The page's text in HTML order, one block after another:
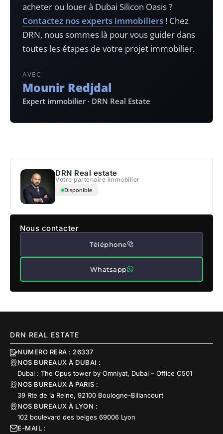
acheter ou louer à Dubai Silicon Oasis?
Contactez nos experts immobiliers ! Chez
DRN, nous sommes là pour vous guider dans
toutes les étapes de votre projet immobilier.
AVEC
Mounir Redjdal
Expert immobilier · DRN Real Estate
DRN Real estate
Votre partenaire immobilier
Disponible
Nous contacter
Téléphone
Whatsapp
DRN REAL ESTATE
NUMERO RERA : 26337
NOS BUREAUX À DUBAI :
Dubai : The Opus tower by Omniyat, Dubai – Office C501
NOS BUREAUX À PARIS :
39 Rte de la Reine, 92100 Boulogne-Billancourt
NOS BUREAUX À LYON :
102 boulevard des belges 69006 Lyon
E-MAIL :